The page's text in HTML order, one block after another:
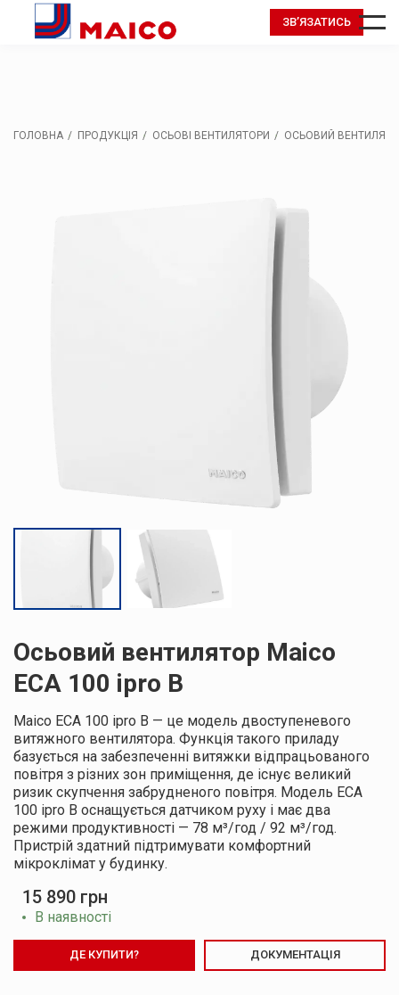
ЗВ’ЯЗАТИСЬ
ГОЛОВНА ПРОДУКЦІЯ ОСЬОВІ ВЕНТИЛЯТОРИ ОСЬОВИЙ ВЕНТИЛЯТОР
Осьовий вентилятор Maico
ECA 100 ipro B
Maico ECA 100 ipro B — це модель двоступеневого
витяжного вентилятора. Функція такого приладу
базується на забезпеченні витяжки відпрацьованого
повітря з різних зон приміщення, де існує великий
ризик скупчення забрудненого повітря. Модель ECA
100 ipro B оснащується датчиком руху і має два
режими продуктивності — 78 м³/год / 92 м³/год.
Пристрій здатний підтримувати комфортний
мікроклімат у будинку.
15 890 грн
В наявності
ДЕ КУПИТИ? ДОКУМЕНТАЦІЯ